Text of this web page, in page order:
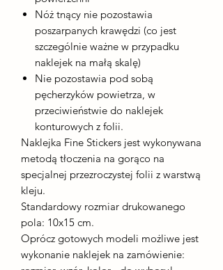
Nóż tnący nie pozostawia
poszarpanych krawędzi (co jest
szczególnie ważne w przypadku
naklejek na małą skalę)
Nie pozostawia pod sobą
pęcherzyków powietrza, w
przeciwieństwie do naklejek
konturowych z folii.
Naklejka Fine Stickers jest wykonywana
metodą tłoczenia na gorąco na
specjalnej przezroczystej folii z warstwą
kleju.
Standardowy rozmiar drukowanego
pola: 10x15 cm.
Oprócz gotowych modeli możliwe jest
wykonanie naklejek na zamówienie: